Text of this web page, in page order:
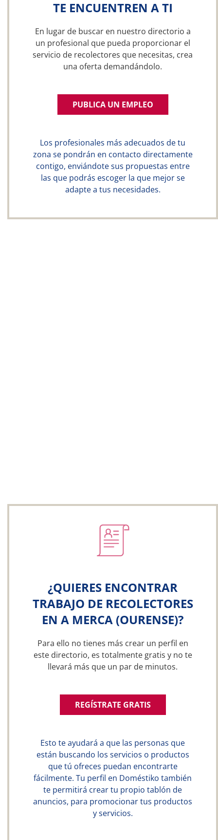
TE ENCUENTREN A TI
En lugar de buscar en nuestro directorio a
un profesional que pueda proporcionar el
servicio de recolectores que necesitas, crea
una oferta demandándolo.
PUBLICA UN EMPLEO
Los profesionales más adecuados de tu
zona se pondrán en contacto directamente
contigo, enviándote sus propuestas entre
las que podrás escoger la que mejor se
adapte a tus necesidades.
¿QUIERES ENCONTRAR
TRABAJO DE RECOLECTORES
EN A MERCA (OURENSE)?
Para ello no tienes más crear un perfil en
este directorio, es totalmente gratis y no te
llevará más que un par de minutos.
REGÍSTRATE GRATIS
Esto te ayudará a que las personas que
están buscando los servicios o productos
que tú ofreces puedan encontrarte
fácilmente. Tu perfil en Doméstiko también
te permitirá crear tu propio tablón de
anuncios, para promocionar tus productos
y servicios.